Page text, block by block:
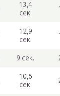
13,4
сек.
12,9
сек.
9 сек.
10,6
сек.